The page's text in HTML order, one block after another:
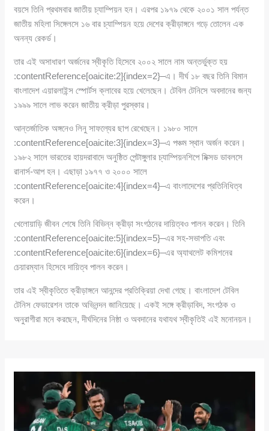
বয়সে তিনি প্রথমবার জাতীয় চ্যাম্পিয়ন হন। এরপর ১৯৭৯ থেকে ২০০১ সাল পর্যন্ত
জাতীয় মহিলা সিঙ্গেলসে ১৬ বার চ্যাম্পিয়ন হয়ে দেশের ক্রীড়াঙ্গনে গড়ে তোলেন এক
অনন্য রেকর্ড।
তার এই অসাধারণ অর্জনের স্বীকৃতি হিসেবে ২০০২ সালে নাম অন্তর্ভুক্ত হয়
:contentReference[oaicite:2]{index=2}–এ। দীর্ঘ ১৮ বছর তিনি বিমান
বাংলাদেশ এয়ারলাইন্স স্পোর্টস ক্লাবের হয়ে খেলেছেন। টেবিল টেনিসে অবদানের জন্য
১৯৯৯ সালে লাভ করেন জাতীয় ক্রীড়া পুরস্কার।
আন্তর্জাতিক অঙ্গনেও লিনু সাফল্যের ছাপ রেখেছেন। ১৯৮০ সালে
:contentReference[oaicite:3]{index=3}–এ পঞ্চম স্থান অর্জন করেন।
১৯৮২ সালে ভারতের হায়দরাবাদে অনুষ্ঠিত পেন্টাঙ্গুলার চ্যাম্পিয়নশিপে মিক্সড ডাবলসে
রানার্স-আপ হন। এছাড়া ১৯৭৭ ও ২০০০ সালে
:contentReference[oaicite:4]{index=4}–এ বাংলাদেশের প্রতিনিধিত্ব
করেন।
খেলোয়াড়ি জীবন শেষে তিনি বিভিন্ন ক্রীড়া সংগঠনের দায়িত্বও পালন করেন। তিনি
:contentReference[oaicite:5]{index=5}–এর সহ-সভাপতি এবং
:contentReference[oaicite:6]{index=6}–এর অ্যাথলেট কমিশনের
চেয়ারম্যান হিসেবে দায়িত্ব পালন করেন।
তার এই স্বীকৃতিতে ক্রীড়াঙ্গনে আনন্দের প্রতিক্রিয়া দেখা গেছে। বাংলাদেশ টেবিল
টেনিস ফেডারেশন তাকে অভিনন্দন জানিয়েছে। একই সঙ্গে ক্রীড়াবিদ, সংগঠক ও
অনুরাগীরা মনে করছেন, দীর্ঘদিনের নিষ্ঠা ও অবদানের যথাযথ স্বীকৃতিই এই মনোনয়ন।